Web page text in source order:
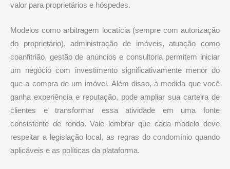
valor para proprietários e hóspedes.
Modelos como arbitragem locatícia (sempre com autorização
do proprietário), administração de imóveis, atuação como
coanfitrião, gestão de anúncios e consultoria permitem iniciar
um negócio com investimento significativamente menor do
que a compra de um imóvel. Além disso, à medida que você
ganha experiência e reputação, pode ampliar sua carteira de
clientes e transformar essa atividade em uma fonte
consistente de renda. Vale lembrar que cada modelo deve
respeitar a legislação local, as regras do condomínio quando
aplicáveis e as políticas da plataforma.